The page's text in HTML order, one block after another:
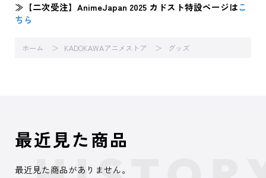
≫【二次受注】AnimeJapan 2025 カドスト特設ページはこ
ちら
ホーム KADOKAWAアニメストア グッズ
最近見た商品
最近見た商品がありません。